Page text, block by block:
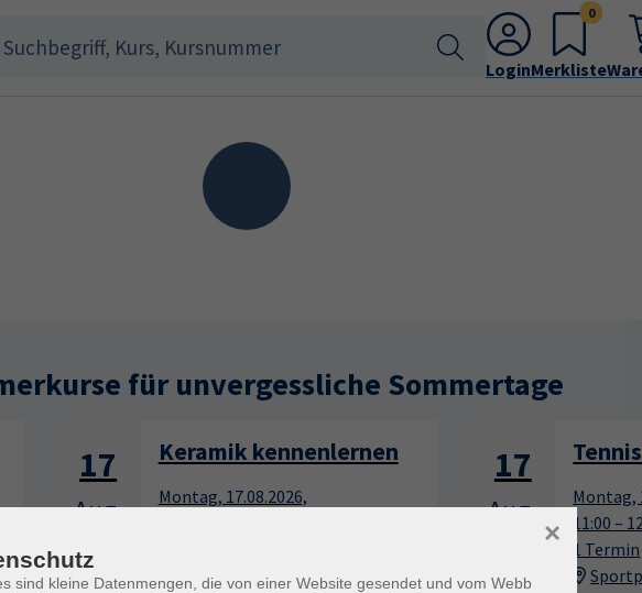
Login
0
Merkliste
Loading...
für unvergessliche Sommertage
17
Aug.
Keramik kennenlernen
Montag, 17.08.2026,
VHS, Annenstr. 10
17
Aug.
Montag,
11:00 –
1 Termin
sind kleine Datenmengen, die von einer Website gesendet und vom Webb
×